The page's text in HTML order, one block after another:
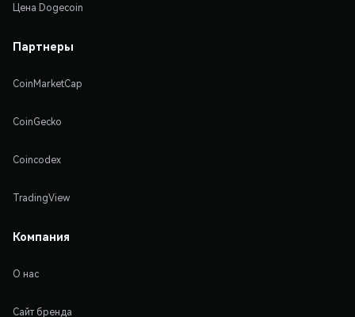
Цена Dogecoin
Партнеры
CoinMarketCap
CoinGecko
Coincodex
TradingView
Компания
О нас
Сайт бренда